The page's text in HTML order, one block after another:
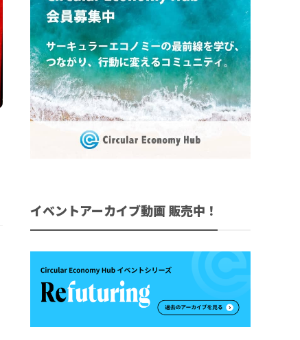
イベントアーカイブ動画 販売中！